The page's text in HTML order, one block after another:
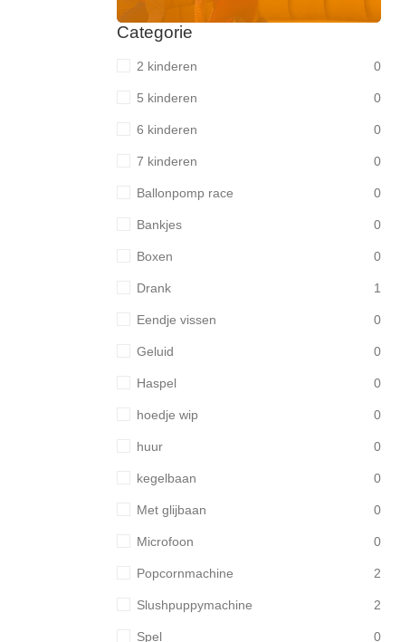
Categorie
2 kinderen 0
5 kinderen 0
6 kinderen 0
7 kinderen 0
Ballonpomp race 0
Bankjes 0
Boxen 0
Drank 1
Eendje vissen 0
Geluid 0
Haspel 0
hoedje wip 0
huur 0
kegelbaan 0
Met glijbaan 0
Microfoon 0
Popcornmachine 2
Slushpuppymachine 2
Spel 0